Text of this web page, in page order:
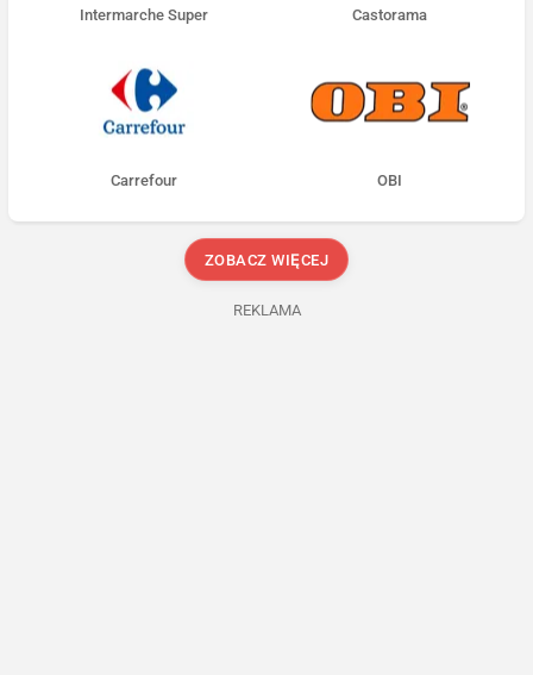
Intermarche Super Castorama
Carrefour OBI
ZOBACZ WIĘCEJ
REKLAMA